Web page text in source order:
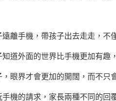
手機，帶孩子出去走走，不
外面的世界比手機更加有趣
界才會更加的開闊，而不只
的請求，家長兩種不同的回